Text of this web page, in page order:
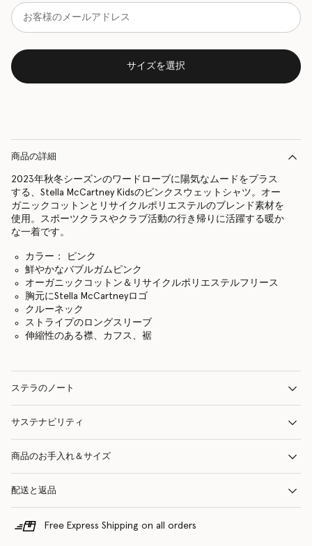
サイズを選択
商品の詳細
2023年秋冬シーズンのワードローブに陽気なムードをプラス
する、Stella McCartney Kidsのピンクスウェットシャツ。オー
ガニックコットンとリサイクルポリエステルのブレンド素材を
使用。スポーツクラスやクラブ活動の行き帰りに活躍する暖か
な一着です。
カラー： ピンク
鮮やかなバブルガムピンク
オーガニックコットン＆リサイクルポリエステルフリース
胸元にStella McCartneyロゴ
クルーネック
ストライプのロングスリーブ
伸縮性のある襟、カフス、裾
ステラのノート
サステナビリティ
商品のお手入れ＆サイズ
配送と返品
Free Express Shipping on all orders